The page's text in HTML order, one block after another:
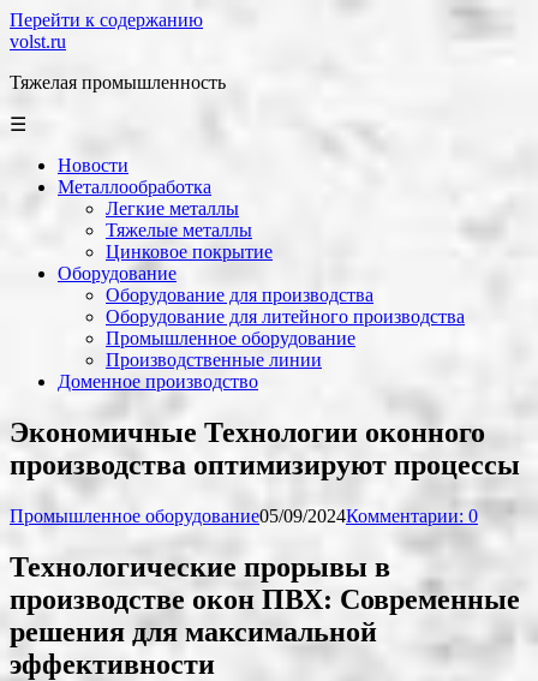
Перейти к содержанию
volst.ru
Тяжелая промышленность
☰
Новости
Металлообработка
Легкие металлы
Тяжелые металлы
Цинковое покрытие
Оборудование
Оборудование для производства
Оборудование для литейного производства
Промышленное оборудование
Производственные линии
Доменное производство
Экономичные Технологии оконного
производства оптимизируют процессы
Промышленное оборудование05/09/2024Комментарии: 0
Технологические прорывы в
производстве окон ПВХ: Современные
решения для максимальной
эффективности